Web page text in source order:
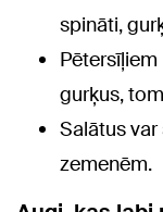
spināti,
gurķus,
Salātus
zemenēm.